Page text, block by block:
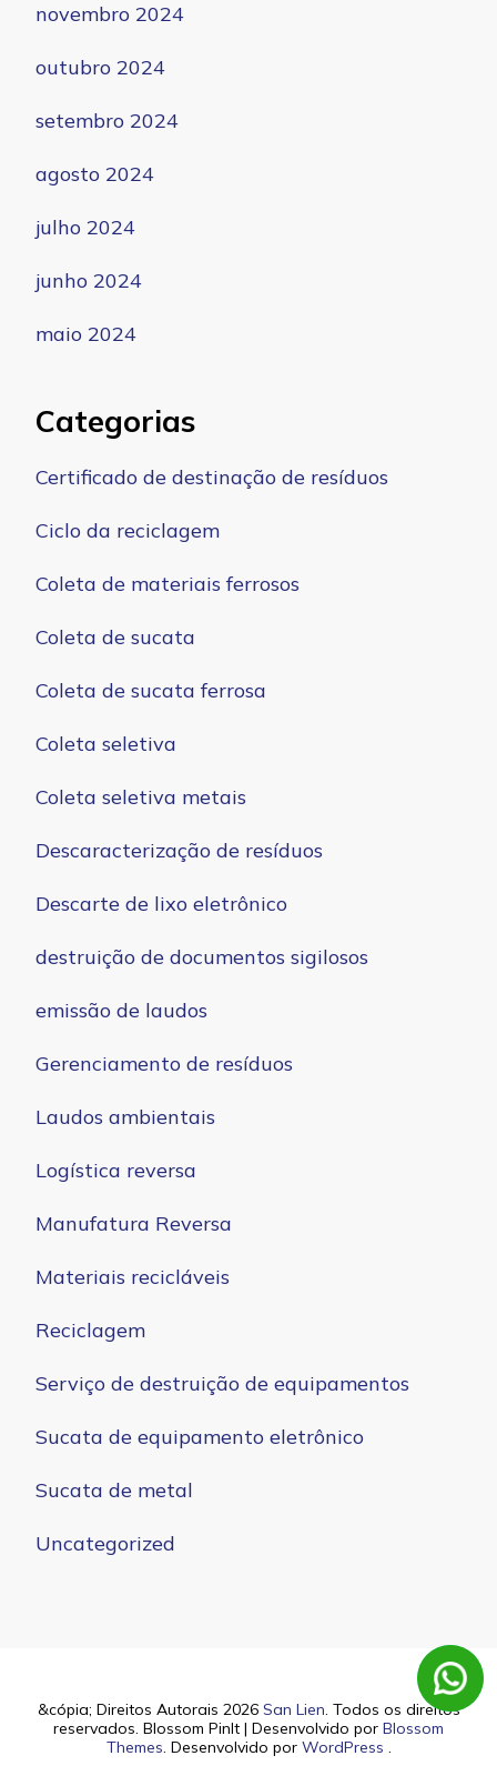
novembro 2024
outubro 2024
setembro 2024
agosto 2024
julho 2024
junho 2024
maio 2024
Categorias
Certificado de destinação de resíduos
Ciclo da reciclagem
Coleta de materiais ferrosos
Coleta de sucata
Coleta de sucata ferrosa
Coleta seletiva
Coleta seletiva metais
Descaracterização de resíduos
Descarte de lixo eletrônico
destruição de documentos sigilosos
emissão de laudos
Gerenciamento de resíduos
Laudos ambientais
Logística reversa
Manufatura Reversa
Materiais recicláveis
Reciclagem
Serviço de destruição de equipamentos
Sucata de equipamento eletrônico
Sucata de metal
Uncategorized
&cópia; Direitos Autorais 2026 San Lien. Todos os direitos
reservados. Blossom PinIt | Desenvolvido por Blossom
Themes. Desenvolvido por WordPress .